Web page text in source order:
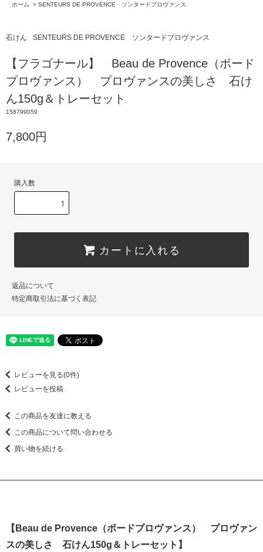
ホーム
> SENTEURS DE PROVENCE ソンタードプロヴァンス
石けん SENTEURS DE PROVENCE ソンタードプロヴァンス
【フラゴナール】 Beau de Provence（ボード
プロヴァンス） プロヴァンスの美しさ 石け
ん150g＆トレーセット
158799059
7,800円
購入数
カートに入れる
返品について
特定商取引法に基づく表記
レビューを見る(0件)
レビューを投稿
この商品を友達に教える
この商品について問い合わせる
買い物を続ける
【Beau de Provence（ボードプロヴァンス） プロヴァン
スの美しさ 石けん150g＆トレーセット】